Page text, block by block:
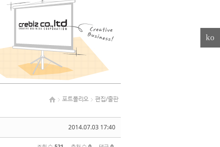
포트폴리오 편집/출판
2014.07.03 17:40
ko